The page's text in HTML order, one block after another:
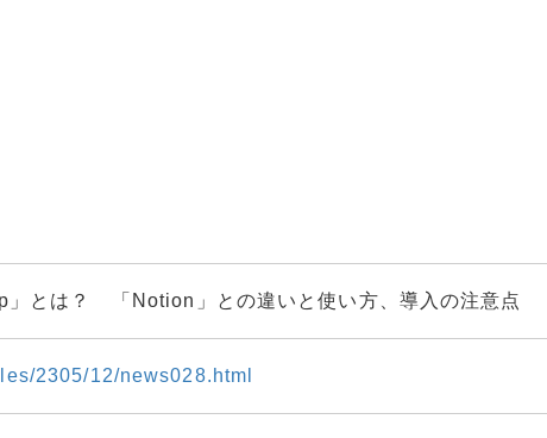
」とは？ 「Notion」との違いと使い方、導入の注意点
2305/12/news028.html